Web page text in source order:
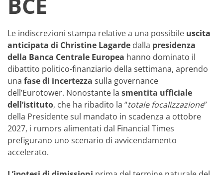
BCE
Le indiscrezioni stampa relative a una possibile uscita
anticipata di Christine Lagarde dalla presidenza
della Banca Centrale Europea hanno dominato il
dibattito politico-finanziario della settimana, aprendo
una fase di incertezza sulla governance
dell’Eurotower. Nonostante la smentita ufficiale
dell’istituto, che ha ribadito la “totale focalizzazione”
della Presidente sul mandato in scadenza a ottobre
2027, i rumors alimentati dal Financial Times
prefigurano uno scenario di avvicendamento
accelerato.